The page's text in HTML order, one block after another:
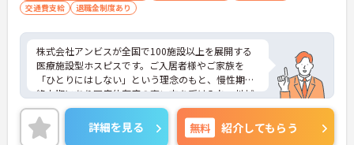
交通費支給
退職金制度あり
株式会社アンビスが全国で100施設以上を展開する
医療施設型ホスピスです。ご入居者様やご家族を
「ひとりにはしない」という理念のもと、慢性期や
終末期にあり医療依存度の高い方を受け入れ、地域
医療を支える社会的意義の高い事業を推進していま
す。現場には看護師が24時間常駐しています。急変
時の対応や医療行為は看護師が担当するため、初任
詳細を見る 無料 紹介してもらう